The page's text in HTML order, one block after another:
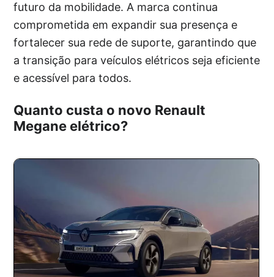
futuro da mobilidade. A marca continua
comprometida em expandir sua presença e
fortalecer sua rede de suporte, garantindo que
a transição para veículos elétricos seja eficiente
e acessível para todos.
Quanto custa o novo Renault
Megane elétrico?